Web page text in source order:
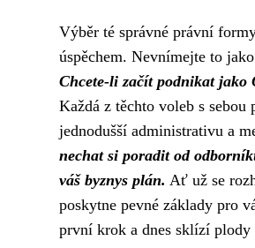
Výběr té správné právní
úspěchem. Nevnímejte to
Chcete-li začít podnikat jako
Každá z těchto voleb s
jednodušší administrativu a
nechat si poradit od
váš byznys plán. Ať už se
poskytne pevné základy pro
první krok a dnes sklízí plody